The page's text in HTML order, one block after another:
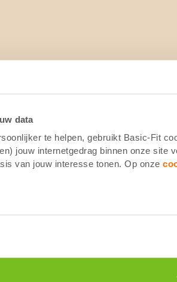
data
te helpen, gebruikt Basic-Fit
jouw internetgedrag binnen onze site
van jouw interesse tonen. Op onze